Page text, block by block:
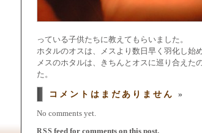
っている子供たちに教えてもらいました。
ホタルのオスは、メスより数日早く羽化し始
メスのホタルは、きちんとオスに巡り合え
た。
コメントはまだありません »
No comments yet.
RSS feed for comments on this post.